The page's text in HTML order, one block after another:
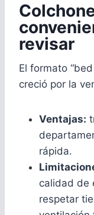
revisar
El formato
creció por la
Ventajas:
rápida.
calidad de
respetar